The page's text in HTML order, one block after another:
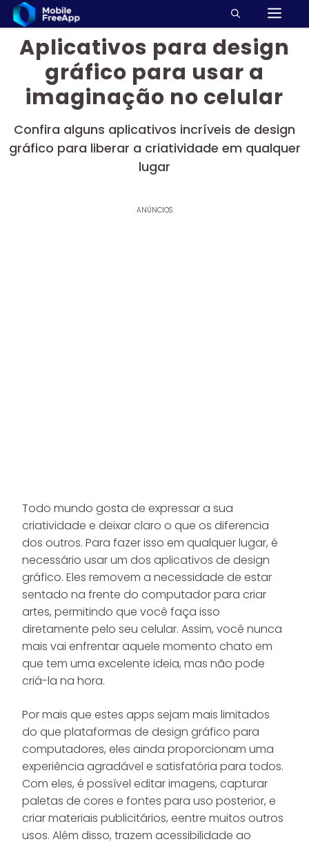
Pular
para
conteúdo
Aplicativos para design
gráfico para usar a
imaginação no celular
Confira alguns aplicativos incríveis de design
gráfico para liberar a criatividade em qualquer
lugar
ANÚNCIOS
Todo mundo gosta de expressar a sua
criatividade e deixar claro o que os diferencia
dos outros. Para fazer isso em qualquer lugar, é
necessário usar um dos aplicativos de design
gráfico. Eles removem a necessidade de estar
sentado na frente do computador para criar
artes, permitindo que você faça isso
diretamente pelo seu celular. Assim, você nunca
mais vai enfrentar aquele momento chato em
que tem uma excelente ideia, mas não pode
criá-la na hora.
Por mais que estes apps sejam mais limitados
do que plataformas de design gráfico para
computadores, eles ainda proporcionam uma
experiência agradável e satisfatória para todos.
Com eles, é possível editar imagens, capturar
paletas de cores e fontes para uso posterior, e
criar materiais publicitários, eentre muitos outros
usos. Além disso, trazem acessibilidade ao